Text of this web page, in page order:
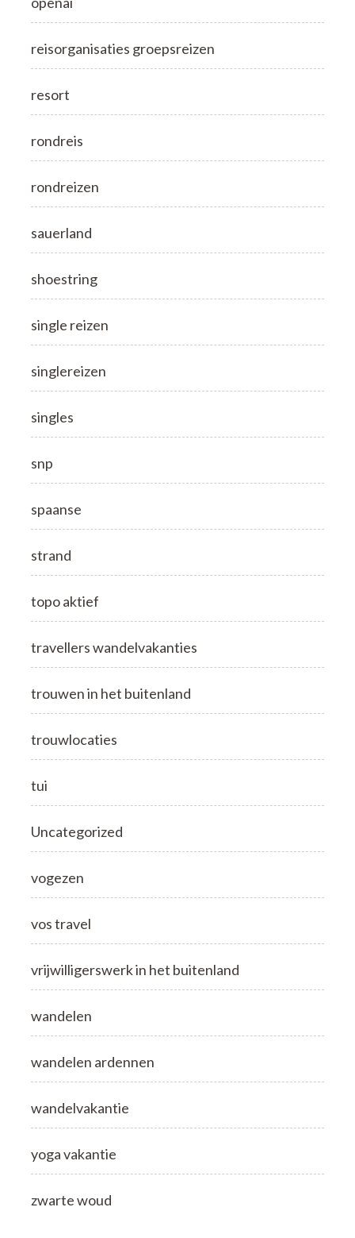
reisorganisaties groepsreizen
resort
rondreis
rondreizen
sauerland
shoestring
single reizen
singlereizen
singles
snp
spaanse
strand
topo aktief
travellers wandelvakanties
trouwen in het buitenland
trouwlocaties
tui
Uncategorized
vogezen
vos travel
vrijwilligerswerk in het buitenland
wandelen
wandelen ardennen
wandelvakantie
yoga vakantie
zwarte woud